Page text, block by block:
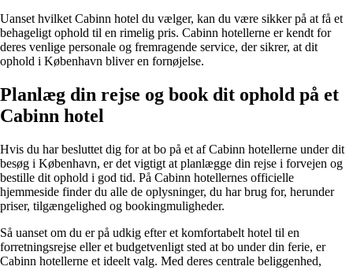
Uanset hvilket Cabinn hotel du vælger, kan du være sikker på at få et
behageligt ophold til en rimelig pris. Cabinn hotellerne er kendt for
deres venlige personale og fremragende service, der sikrer, at dit
ophold i København bliver en fornøjelse.
Planlæg din rejse og book dit ophold på et
Cabinn hotel
Hvis du har besluttet dig for at bo på et af Cabinn hotellerne under dit
besøg i København, er det vigtigt at planlægge din rejse i forvejen og
bestille dit ophold i god tid. På Cabinn hotellernes officielle
hjemmeside finder du alle de oplysninger, du har brug for, herunder
priser, tilgængelighed og bookingmuligheder.
Så uanset om du er på udkig efter et komfortabelt hotel til en
forretningsrejse eller et budgetvenligt sted at bo under din ferie, er
Cabinn hotellerne et ideelt valg. Med deres centrale beliggenhed,